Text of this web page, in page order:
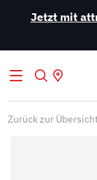
Jetzt mit
Zurück zur